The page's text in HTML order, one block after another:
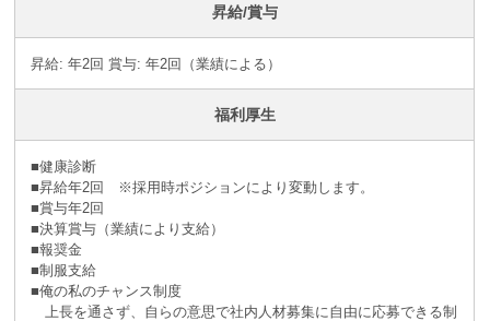
昇給/賞与
昇給: 年2回 賞与: 年2回（業績による）
福利厚生
■健康診断
■昇給年2回 ※採⽤時ポジションにより変動します。
■賞与年2回
■決算賞与（業績により⽀給）
■報奨⾦
■制服支給
■俺の私のチャンス制度
上長を通さず、自らの意思で社内人材募集に自由に応募できる制